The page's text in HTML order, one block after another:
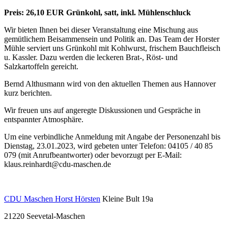
Preis: 26,10 EUR Grünkohl, satt, inkl. Mühlenschluck
Wir bieten Ihnen bei dieser Veranstaltung eine Mischung aus
gemütlichem Beisammensein und Politik an. Das Team der Horster
Mühle serviert uns Grünkohl mit Kohlwurst, frischem Bauchfleisch
u. Kassler. Dazu werden die leckeren Brat-, Röst- und
Salzkartoffeln gereicht.
Bernd Althusmann wird von den aktuellen Themen aus Hannover
kurz berichten.
Wir freuen uns auf angeregte Diskussionen und Gespräche in
entspannter Atmosphäre.
Um eine verbindliche Anmeldung mit Angabe der Personenzahl bis
Dienstag, 23.01.2023, wird gebeten unter Telefon: 04105 / 40 85
079 (mit Anrufbeantworter) oder bevorzugt per E-Mail:
klaus.reinhardt@cdu-maschen.de
CDU Maschen Horst Hörsten Kleine Bult 19a
21220 Seevetal-Maschen